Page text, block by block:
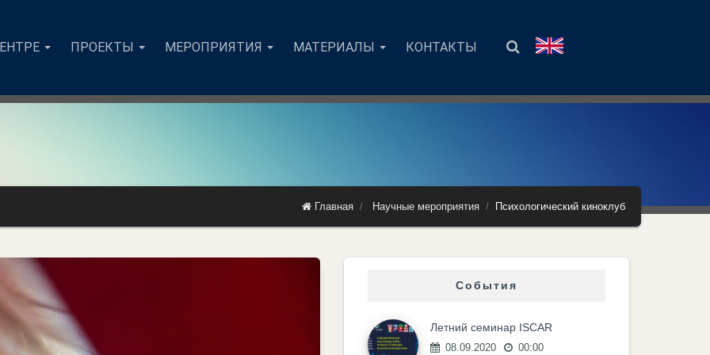
ПРОЕКТЫ МЕРОПРИЯТИЯ МАТЕРИАЛЫ КОНТАКТЫ
Главная Научные мероприятия Психологический киноклуб
События
Летний семинар ISCAR
08.09.2020 00:00